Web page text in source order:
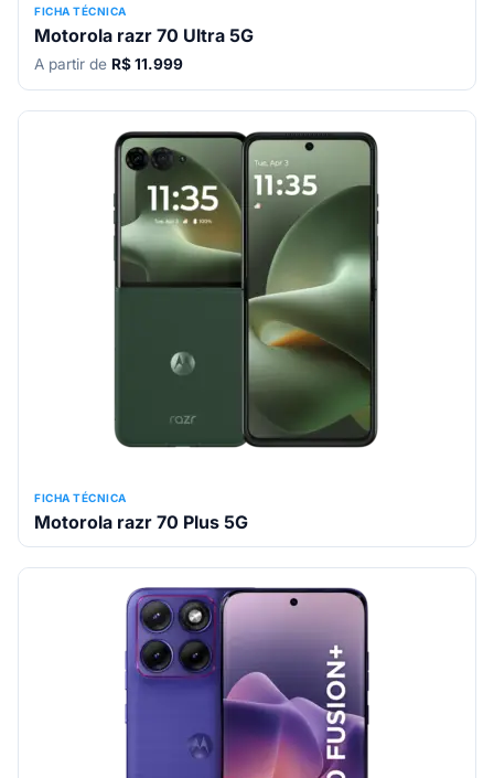
FICHA TÉCNICA
Motorola razr 70 Ultra 5G
A partir de R$ 11.999
FICHA TÉCNICA
Motorola razr 70 Plus 5G